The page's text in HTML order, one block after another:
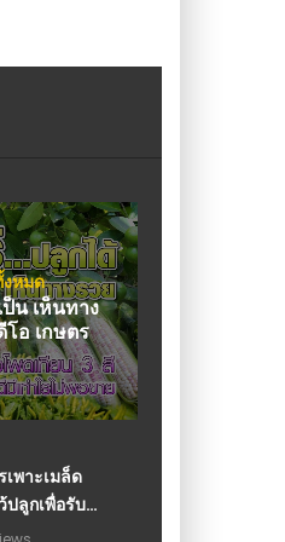
หมด
น เห็นทาง
อ เกษตร
พาะเมล็ด
ปลูกเพื่อรับ
planting